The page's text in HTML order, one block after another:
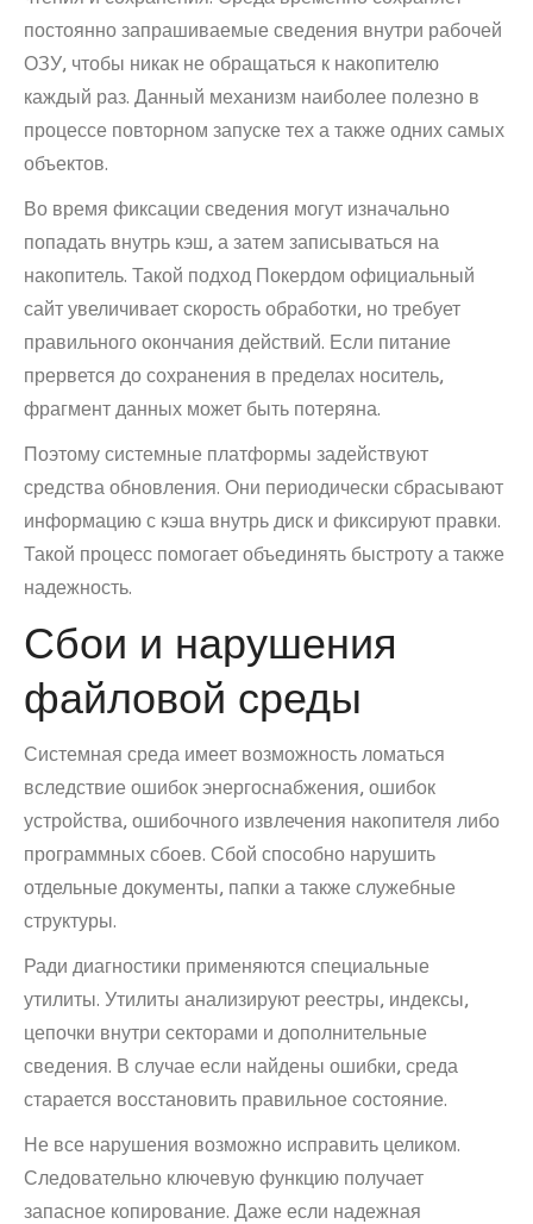
постоянно запрашиваемые сведения внутри рабочей
ОЗУ, чтобы никак не обращаться к накопителю
каждый раз. Данный механизм наиболее полезно в
процессе повторном запуске тех а также одних самых
объектов.
Во время фиксации сведения могут изначально
попадать внутрь кэш, а затем записываться на
накопитель. Такой подход Покердом официальный
сайт увеличивает скорость обработки, но требует
правильного окончания действий. Если питание
прервется до сохранения в пределах носитель,
фрагмент данных может быть потеряна.
Поэтому системные платформы задействуют
средства обновления. Они периодически сбрасывают
информацию с кэша внутрь диск и фиксируют правки.
Такой процесс помогает объединять быстроту а также
надежность.
Сбои и нарушения
файловой среды
Системная среда имеет возможность ломаться
вследствие ошибок энергоснабжения, ошибок
устройства, ошибочного извлечения накопителя либо
программных сбоев. Сбой способно нарушить
отдельные документы, папки а также служебные
структуры.
Ради диагностики применяются специальные
утилиты. Утилиты анализируют реестры, индексы,
цепочки внутри секторами и дополнительные
сведения. В случае если найдены ошибки, среда
старается восстановить правильное состояние.
Не все нарушения возможно исправить целиком.
Следовательно ключевую функцию получает
запасное копирование. Даже если надежная